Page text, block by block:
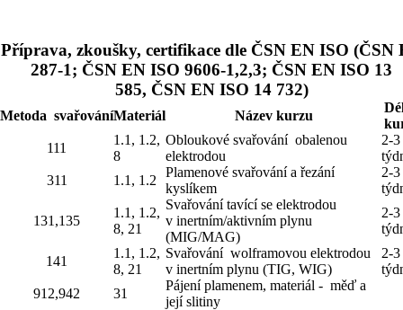
Příprava, zkoušky, certifikace dle ČSN EN ISO (ČSN
287-1; ČSN EN ISO 9606-1,2,3; ČSN EN ISO 13
585, ČSN EN ISO 14 732)
Metoda svařováníMateriál Název kurzu
111
1.1, 1.2,
8
Obloukové svařování obalenou
elektrodou
2-3
311
1.1, 1.2
Plamenové svařování a řezání
kyslíkem
2-3
131,135
1.1, 1.2,
8, 21
Svařování tavící se elektrodou
v inertním/aktivním plynu
(MIG/MAG)
2-3
141
1.1, 1.2,
8, 21
Svařování wolframovou elektrodou
v inertním plynu (TIG, WIG)
2-3
912,942
31
Pájení plamenem, materiál - měď a
její slitiny